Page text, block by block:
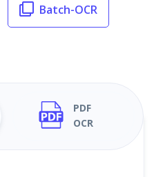
Batch-OCR
PDF
OCR